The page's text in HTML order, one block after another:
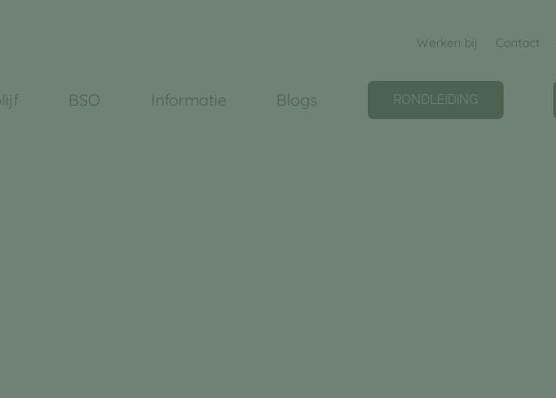
Werken bij Contact
BSO Informatie Blogs RONDLEIDING